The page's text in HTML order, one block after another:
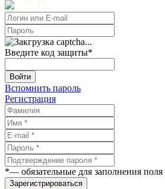
Введите код защиты*
Войти
Вспомнить пароль
Регистрация
*— обязательные для заполнения поля
Зарегистрироваться